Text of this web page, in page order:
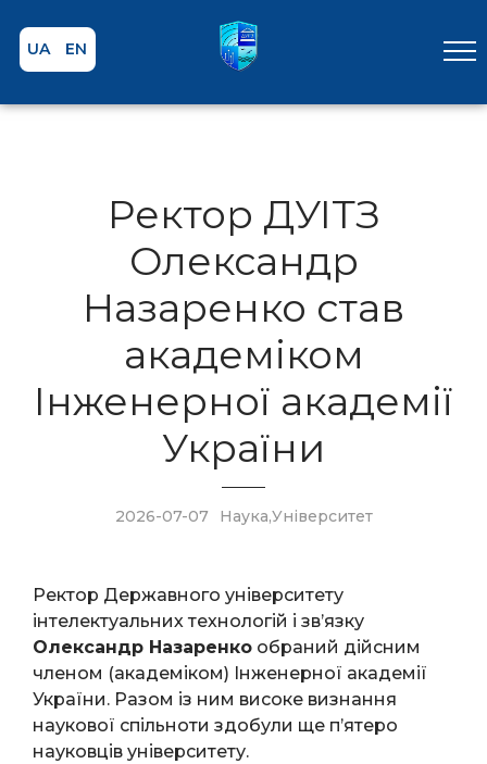
UA EN
Ректор ДУІТЗ
Олександр
Назаренко став
академіком
Інженерної академії
України
2026-07-07 Наука,Університет
Ректор Державного університету
інтелектуальних технологій і зв’язку
Олександр Назаренко обраний дійсним
членом (академіком) Інженерної академії
України. Разом із ним високе визнання
наукової спільноти здобули ще п’ятеро
науковців університету.